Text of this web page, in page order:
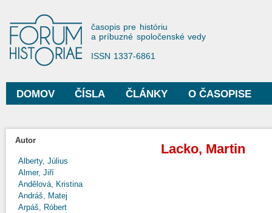
Forum Historiae
časopis pre históriu
a príbuzné spoločenské vedy
ISSN 1337-6861
Hlavné menu
DOMOV ČÍSLA ČLÁNKY O ČASOPISE
Autor
Alberty, Július
Almer, Jiří
Andělová, Kristina
Andráš, Matej
Arpáš, Róbert
Lacko, Martin